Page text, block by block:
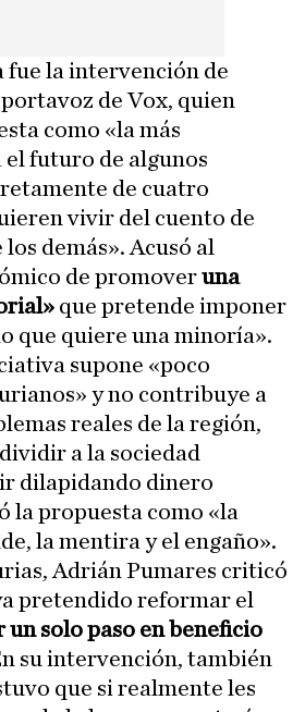
fue la intervención de
de Vox, quien
como «la más
futuro de algunos
de cuatro
vivir del cuento de
demás». Acusó al
de promoveruna
que pretende imponer
que quiere una minoría».
supone «poco
y no contribuye a
reales de la región,
a la sociedad
dilapidando dinero
la propuesta como «la
la mentira y el engaño».
Adrián Pumares criticó
pretendido reformar el
un solo paso en beneficio
su intervención, también
que si realmente les